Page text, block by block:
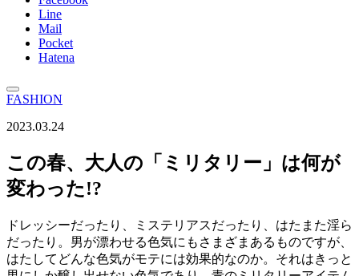
Line
Mail
Pocket
Hatena
FASHION
2023.03.24
この春、大人の「ミリタリー」は何が
変わった!?
ドレッシーだったり、ミステリアスだったり、はたまた淫ら
だったり。男が漂わせる色気にもさまざまあるものですが、
はたしてどんな色気がモテには効果的なのか。それはきっと